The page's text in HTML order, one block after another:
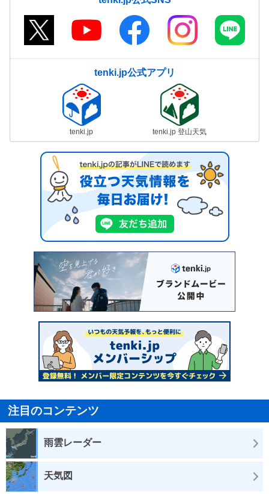
tenki.jp公式アプリ
tenki.jp tenki.jp 登山天気
注目のコンテンツ
雨雲レーダー
天気図